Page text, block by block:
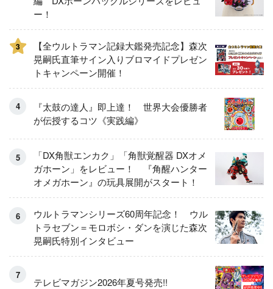
ー！
3
【全ウルトラマン記録大鑑発売記念】森次
晃嗣氏直筆サイン入りブロマイドプレゼン
トキャンペーン開催！
『太鼓の達人』即上達！ 世界大会優勝者
が伝授するコツ《実践編》
「DX角獣エンカク」「角獣覚醒器 DXオメ
ガホーン」をレビュー！ 『角醒ハンター
オメガホーン』の玩具展開がスタート！
ウルトラマンシリーズ60周年記念！ ウル
トラセブン＝モロボシ・ダンを演じた森次
晃嗣氏特別インタビュー
テレビマガジン2026年夏号発売!!